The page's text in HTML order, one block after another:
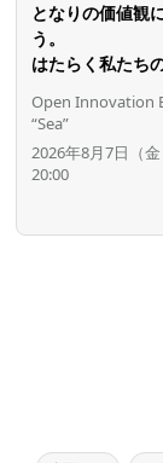
となりの価値観
う。
はたらく私たち
Open Innovation
“Sea”
2026年8月7日（金
20:00